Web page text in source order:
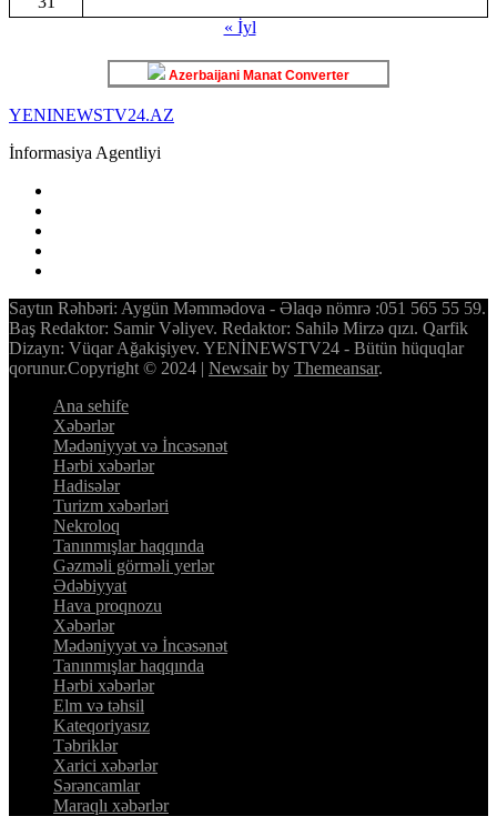
« İyl
Azerbaijani Manat Converter
YENINEWSTV24.AZ
İnformasiya Agentliyi
Saytın Rəhbəri: Aygün Məmmədova - Əlaqə nömrə :051 565 55 59.
Baş Redaktor: Samir Vəliyev. Redaktor: Sahilə Mirzə qızı. Qarfik
Dizayn: Vüqar Ağakişiyev. YENİNEWSTV24 - Bütün hüquqlar
qorunur.Copyright © 2024 | Newsairby Themeansar.
Ana sehife
Xəbərlər
Mədəniyyət və İncəsənət
Hərbi xəbərlər
Hadisələr
Turizm xəbərləri
Nekroloq
Tanınmışlar haqqında
Gəzməli görməli yerlər
Ədəbiyyat
Hava proqnozu
Xəbərlər
Mədəniyyət və İncəsənət
Tanınmışlar haqqında
Hərbi xəbərlər
Elm və təhsil
Kateqoriyasız
Təbriklər
Xarici xəbərlər
Sərəncamlar
Maraqlı xəbərlər